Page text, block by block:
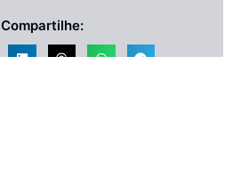
Compartilhe: